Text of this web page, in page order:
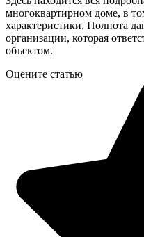
многоквартирном доме, в
характеристики. Полнота
организации, которая
объектом.
Оцените статью